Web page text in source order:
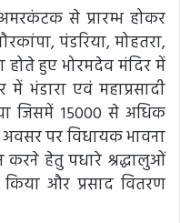
से प्रारम्भ होकर
पंडरिया, मोहतरा,
होते हुए भोरमदेव मंदिर में
भंडारा एवं महाप्रसादी
जिसमें 15000 से अधिक
अवसर पर विधायक भावना
करने हेतु पधारे श्रद्धालुओं
और प्रसाद वितरण